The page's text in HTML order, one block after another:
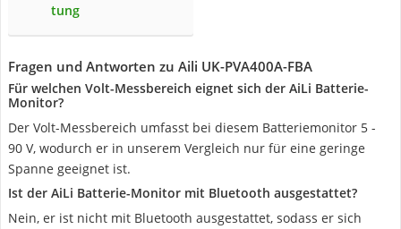
tung
Fragen und Antworten zu Aili UK-PVA400A-FBA
Für welchen Volt-Messbereich eignet sich der AiLi Batterie-
Monitor?
Der Volt-Messbereich umfasst bei diesem Batteriemonitor 5 -
90 V, wodurch er in unserem Vergleich nur für eine geringe
Spanne geeignet ist.
Ist der AiLi Batterie-Monitor mit Bluetooth ausgestattet?
Nein, er ist nicht mit Bluetooth ausgestattet, sodass er sich